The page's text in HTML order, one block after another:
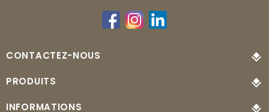
CONTACTEZ-NOUS
PRODUITS
INFORMATIONS